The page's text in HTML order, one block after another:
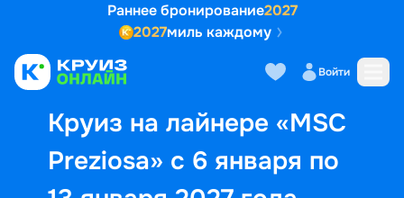
Раннее бронирование2027
2027миль каждому
Войти
Круиз на лайнере «MSC
Preziosa» с 6 января по
Выбор кают Маршрут и